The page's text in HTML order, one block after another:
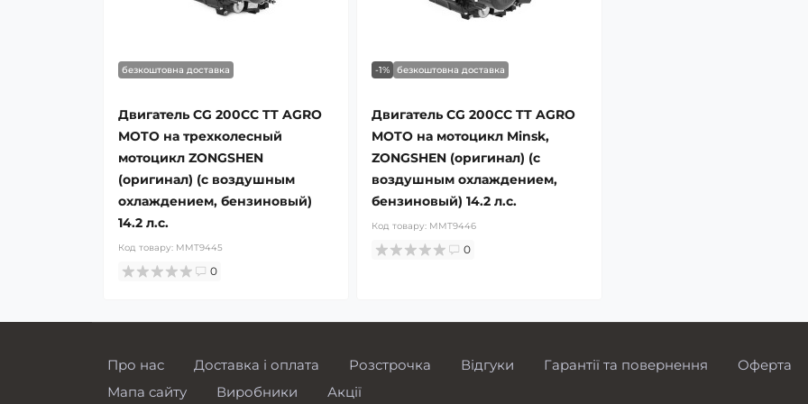
безкоштовна доставка
Двигатель СG 200CC TT AGRO
MOTO на трехколесный
мотоцикл ZONGSHEN
(оригинал) (с воздушным
охлаждением, бензиновый)
14.2 л.с.
Код товару: MMT9445
0
-1% безкоштовна доставка
Двигатель СG 200СС TT AGRO
MOTO на мотоцикл Minsk,
ZONGSHEN (оригинал) (с
воздушным охлаждением,
бензиновый) 14.2 л.с.
Код товару: MMT9446
0
Про нас Доставка і оплата Розстрочка Відгуки Гарантії та повернення Оферта
Мапа сайту
Виробники Акції